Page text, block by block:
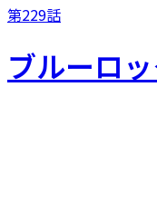
第229話
ブルーロ